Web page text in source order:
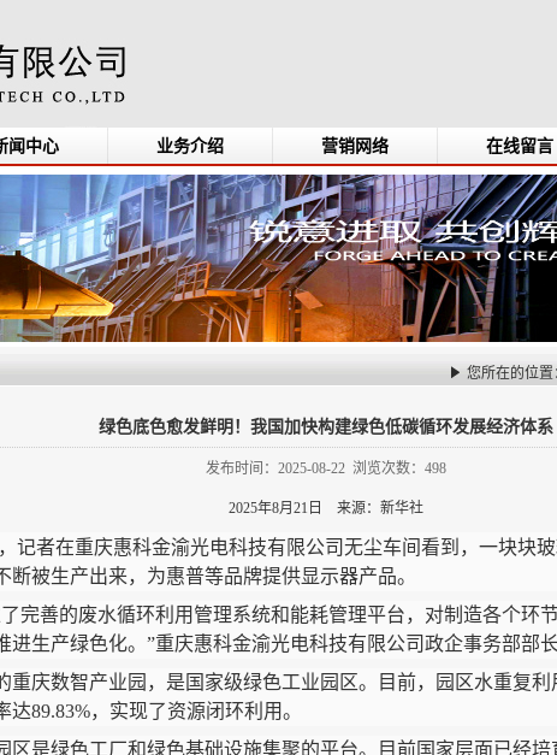
闻中心 业务介绍 营销网络 在线留言
您所在的位置
绿色底色愈发鲜明！我国加快构建绿色低碳循环发展经济体系
发布时间：2025-08-22 浏览次数：498
2025年8月21日 来源：新华社
记者在重庆惠科金渝光电科技有限公司无尘车间看到，一块块玻
断被生产出来，为惠普等品牌提供显示器产品。
善的废水循环利用管理系统和能耗管理平台，对制造各个环
进生产绿色化。”重庆惠科金渝光电科技有限公司政企事务部部长
庆数智产业园，是国家级绿色工业园区。目前，园区水重复利
达89.83%，实现了资源闭环利用。
绿色工厂和绿色基础设施集聚的平台。目前国家层面已经培